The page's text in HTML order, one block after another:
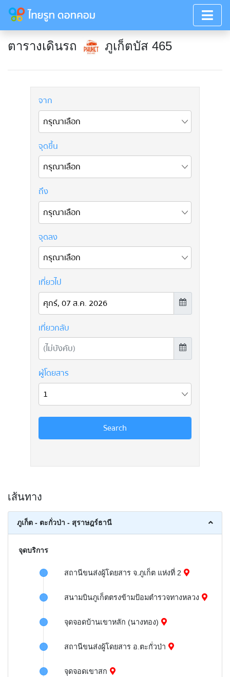
ตารางเดินรถ ภูเก็ตบัส 465
เส้นทาง
ภูเก็ต - ตะกั่วป่า - สุราษฎร์ธานี
จุดบริการ
สถานีขนส่งผู้โดยสาร จ.ภูเก็ต แห่งที่ 2
สนามบินภูเก็ตตรงข้ามป้อมตำรวจทางหลวง
จุดจอดบ้านเขาหลัก (นางทอง)
สถานีขนส่งผู้โดยสาร อ.ตะกั่วป่า
จุดจอดเขาสก